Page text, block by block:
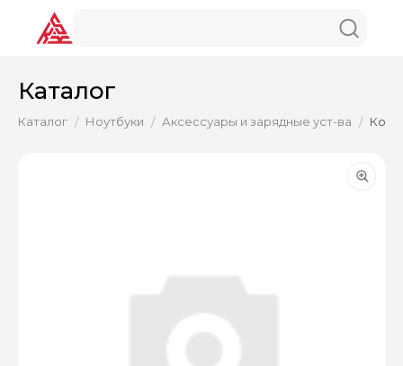
Каталог
Каталог / Ноутбуки / Аксессуары и зарядные уст-ва /